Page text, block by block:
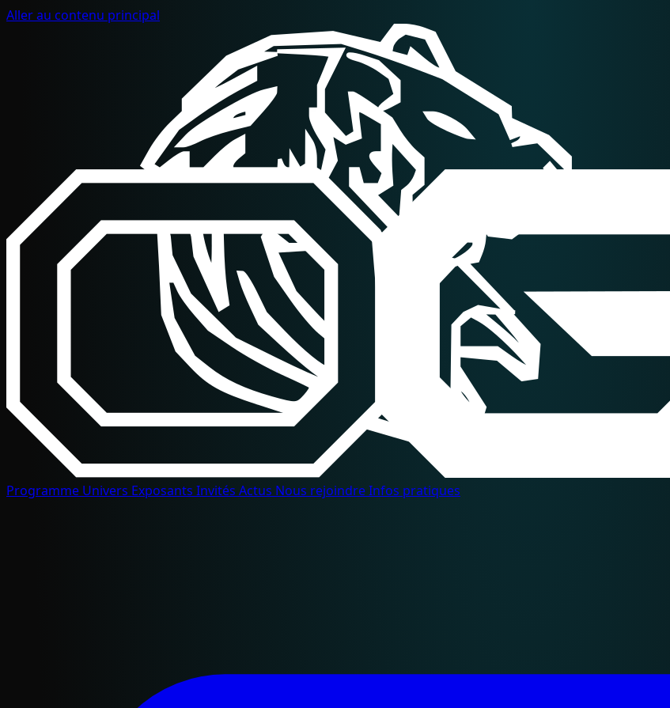
Aller au contenu principal
Programme Univers Exposants Invités Actus Nous rejoindreInfos pratiques